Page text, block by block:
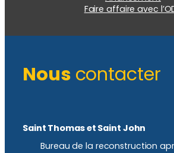
Faire affaire avec
Nous contacter
Saint Thomas et Saint John
Bureau de la reconstruction